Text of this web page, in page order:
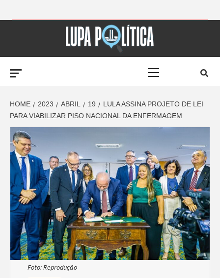
LUPA
POLÍTICA –
AMPLIANDO A
NOTÍCIA
HOME 2023 ABRIL 19
LULA ASSINA PROJETO DE LEI
PARA VIABILIZAR PISO NACIONAL DA ENFERMAGEM
Foto: Reprodução